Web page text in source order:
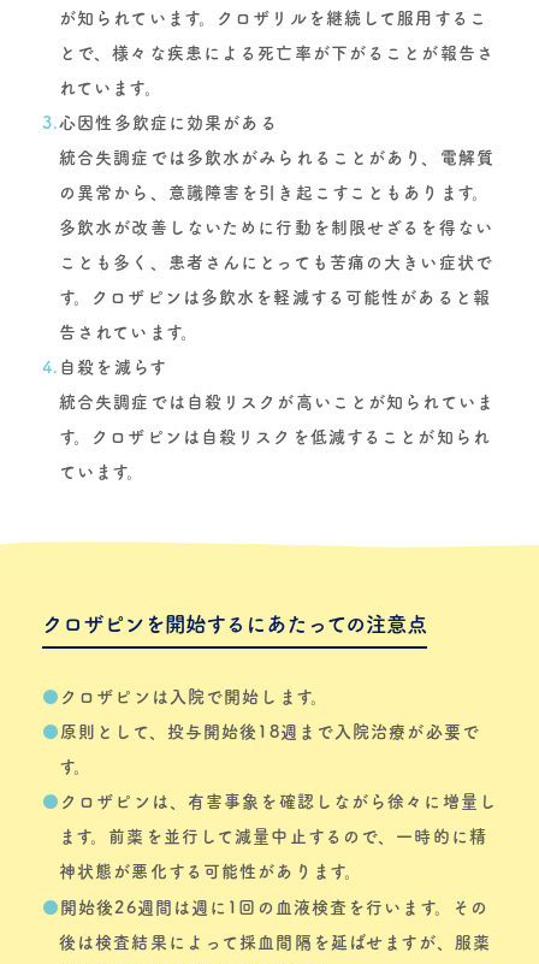
が知られています。クロザリルを継続して服用するこ
とで、様々な疾患による死亡率が下がることが報告さ
れています。
3.心因性多飲症に効果がある
統合失調症では多飲水がみられることがあり、電解質
の異常から、意識障害を引き起こすこともあります。
多飲水が改善しないために行動を制限せざるを得ない
ことも多く、患者さんにとっても苦痛の大きい症状で
す。クロザピンは多飲水を軽減する可能性があると報
告されています。
4. 自殺を減らす
統合失調症では自殺リスクが高いことが知られていま
す。クロザピンは自殺リスクを低減することが知られ
ています。
クロザピンを開始するにあたっての注意点
● クロザピンは入院で開始します。
● 原則として、投与開始後18週まで入院治療が必要で
す。
● クロザピンは、有害事象を確認しながら徐々に増量し
ます。前薬を並行して減量中止するので、一時的に精
神状態が悪化する可能性があります。
● 開始後26週間は週に1回の血液検査を行います。その
後は検査結果によって採血間隔を延ばせますが、服薬